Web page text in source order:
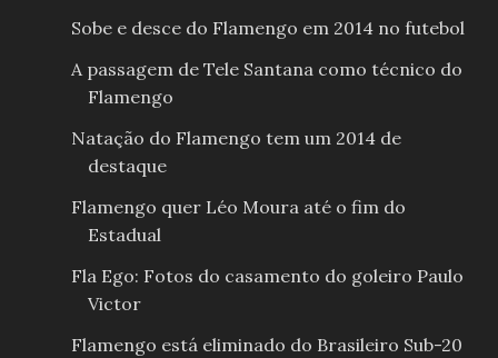
Sobe e desce do Flamengo em 2014 no futebol
A passagem de Tele Santana como técnico do
Flamengo
Natação do Flamengo tem um 2014 de
destaque
Flamengo quer Léo Moura até o fim do
Estadual
Fla Ego: Fotos do casamento do goleiro Paulo
Victor
Flamengo está eliminado do Brasileiro Sub-20